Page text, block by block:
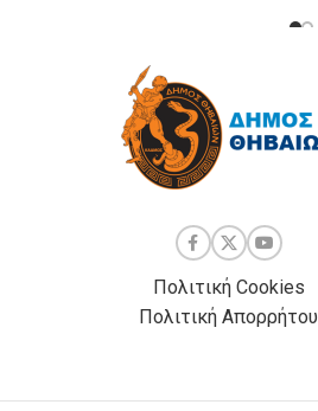
Πολιτική Cookies
Πολιτική Απορρήτου